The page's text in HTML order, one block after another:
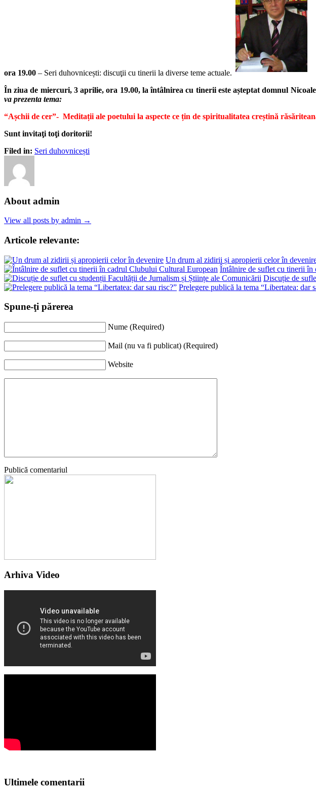
ora 19.00 – Seri duhovnicești: discuţii cu tinerii la diverse teme actuale.
În ziua de miercuri, 3 aprilie, ora 19.00, la întâlnirea cu tinerii este așteptat domnul
va prezenta tema:
“Așchii de cer”- Meditații ale poetului la aspecte ce țin de spiritualitatea creștină
Sunt invitaţi toţi doritorii!
Filed in: Seri duhovnicești
About admin
View all posts by admin →
Articole relevante:
Un drum al zidirii și apropierii celor în
Întâlnire de suflet cu tinerii
Discuție de
Prelegere publică la tema “Libertatea: dar
Spune-ţi părerea
Nume (Required)
Mail (nu va fi publicat) (Required)
Website
Publică comentariul
Arhiva Video
Ultimele comentarii